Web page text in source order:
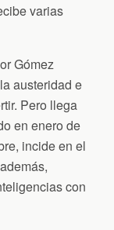
varias
Gómez
austeridad e
Pero llega
en enero de
incide en el
con